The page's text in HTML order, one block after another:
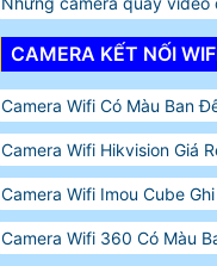
CAMERA KẾT NỐI
Camera Wifi Có Màu Ban
Camera Wifi Hikvision Giá
Camera Wifi Imou Cube
Camera Wifi 360 Có Màu